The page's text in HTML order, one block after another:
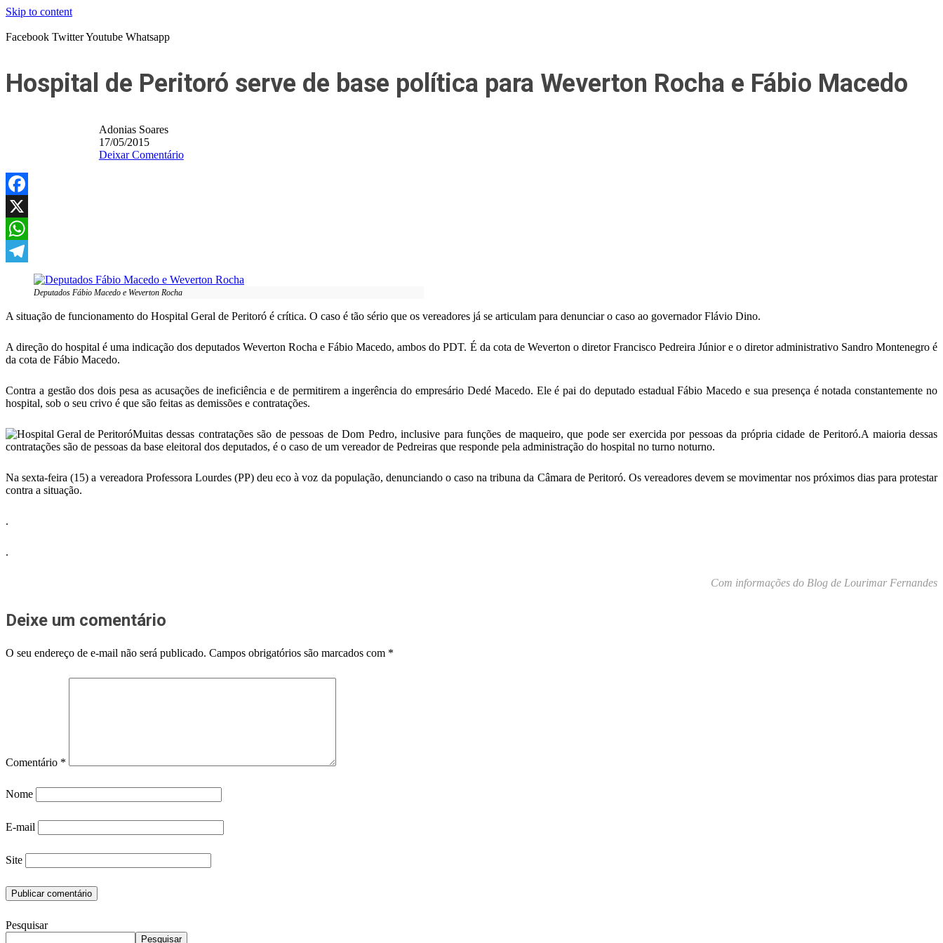
Skip to content
Facebook TwitterYoutube Whatsapp
Hospital de Peritoró serve de base política para Weverton Rocha e Fábio Macedo
Adonias Soares
17/05/2015
Deixar Comentário
Facebook
X
WhatsApp
Telegram
Deputados Fábio Macedo e Weverton Rocha
A situação de funcionamento do Hospital Geral de Peritoró é crítica. O caso é tão sério que os vereadores já se articulam para denunciar o caso ao governador Flávio Dino.
A direção do hospital é uma indicação dos deputados Weverton Rocha e Fábio Macedo, ambos do PDT. É da cota de Weverton o diretor Francisco Pedreira Júnior e o diretor administrativo Sandro Montenegro é
da cota de Fábio Macedo.
Contra a gestão dos dois pesa as acusações de ineficiência e de permitirem a ingerência do empresário Dedé Macedo. Ele é pai do deputado estadual Fábio Macedo e sua presença é notada constantemente no
hospital, sob o seu crivo é que são feitas as demissões e contratações.
Muitas dessas contratações são de pessoas de Dom Pedro, inclusive para funções de maqueiro, que pode ser exercida por pessoas da própria cidade de Peritoró.A maioria dessas
contratações são de pessoas da base eleitoral dos deputados, é o caso de um vereador de Pedreiras que responde pela administração do hospital no turno noturno.
Na sexta-feira (15) a vereadora Professora Lourdes (PP) deu eco à voz da população, denunciando o caso na tribuna da Câmara de Peritoró. Os vereadores devem se movimentar nos próximos dias para protestar
contra a situação.
.
.
Com informações do Blog de Lourimar Fernandes
Deixe um comentário
O seu endereço de e-mail não será publicado. Campos obrigatórios são marcados com *
Comentário *
Nome
E-mail
Site
Pesquisar
Pesquisar